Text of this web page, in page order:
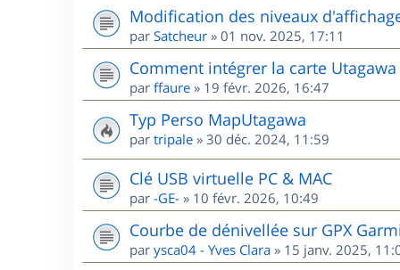
Modification des niveaux
par Satcheur » 01 nov. 2025, 17:11
Comment intégrer la carte
par ffaure » 19 févr. 2026, 16:47
Typ Perso MapUtagawa
par tripale » 30 déc. 2024, 11:59
Clé USB virtuelle PC & MAC
par -GE- » 10 févr. 2026, 10:49
Courbe de dénivellée sur GPX
par ysca04 - Yves Clara » 15 janv. 2025,